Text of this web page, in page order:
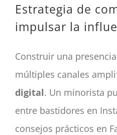
Estrategia de
impulsar la
Construir una
múltiples canales
digital. Un minorista
entre bastidores en
consejos prácticos en